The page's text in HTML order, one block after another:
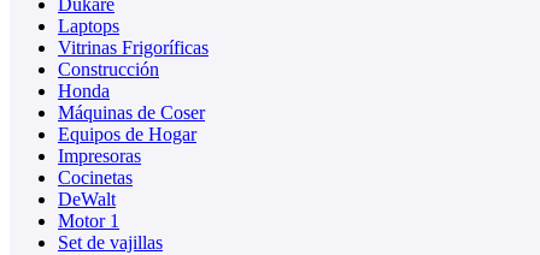
Laptops
Vitrinas Frigoríficas
Construcción
Honda
Máquinas de Coser
Equipos de Hogar
Impresoras
Cocinetas
DeWalt
Motor 1
Set de vajillas